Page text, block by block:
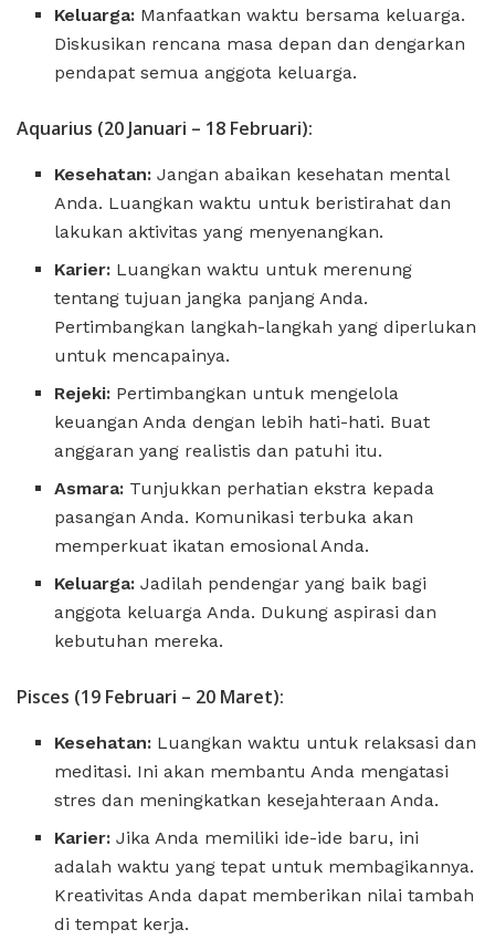
Keluarga: Manfaatkan waktu bersama keluarga.
Diskusikan rencana masa depan dan dengarkan
pendapat semua anggota keluarga.
Aquarius (20 Januari – 18 Februari):
Kesehatan: Jangan abaikan kesehatan mental
Anda. Luangkan waktu untuk beristirahat dan
lakukan aktivitas yang menyenangkan.
Karier: Luangkan waktu untuk merenung
tentang tujuan jangka panjang Anda.
Pertimbangkan langkah-langkah yang diperlukan
untuk mencapainya.
Rejeki: Pertimbangkan untuk mengelola
keuangan Anda dengan lebih hati-hati. Buat
anggaran yang realistis dan patuhi itu.
Asmara: Tunjukkan perhatian ekstra kepada
pasangan Anda. Komunikasi terbuka akan
memperkuat ikatan emosional Anda.
Keluarga: Jadilah pendengar yang baik bagi
anggota keluarga Anda. Dukung aspirasi dan
kebutuhan mereka.
Pisces (19 Februari – 20 Maret):
Kesehatan: Luangkan waktu untuk relaksasi dan
meditasi. Ini akan membantu Anda mengatasi
stres dan meningkatkan kesejahteraan Anda.
Karier: Jika Anda memiliki ide-ide baru, ini
adalah waktu yang tepat untuk membagikannya.
Kreativitas Anda dapat memberikan nilai tambah
di tempat kerja.